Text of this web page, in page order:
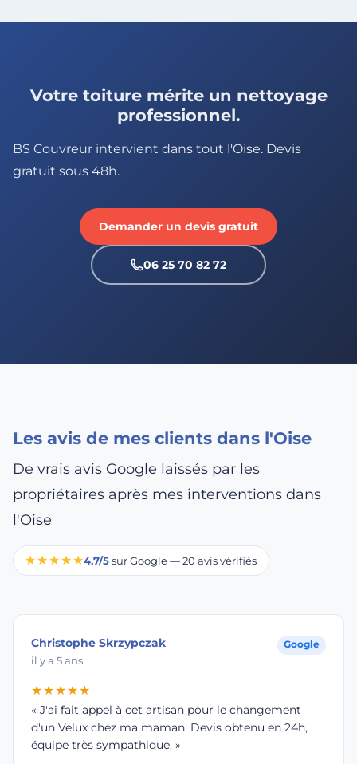
Votre toiture mérite un nettoyage
professionnel.
BS Couvreur intervient dans tout l'Oise. Devis
gratuit sous 48h.
Demander un devis gratuit
06 25 70 82 72
Les avis de mes clients dans l'Oise
De vrais avis Google laissés par les
propriétaires après mes interventions dans
l'Oise
★★★★★4.7/5sur Google — 20 avis vérifiés
Christophe Skrzypczak
il y a 5 ans
Google
★★★★★
« J'ai fait appel à cet artisan pour le changement
d'un Velux chez ma maman. Devis obtenu en 24h,
équipe très sympathique. »